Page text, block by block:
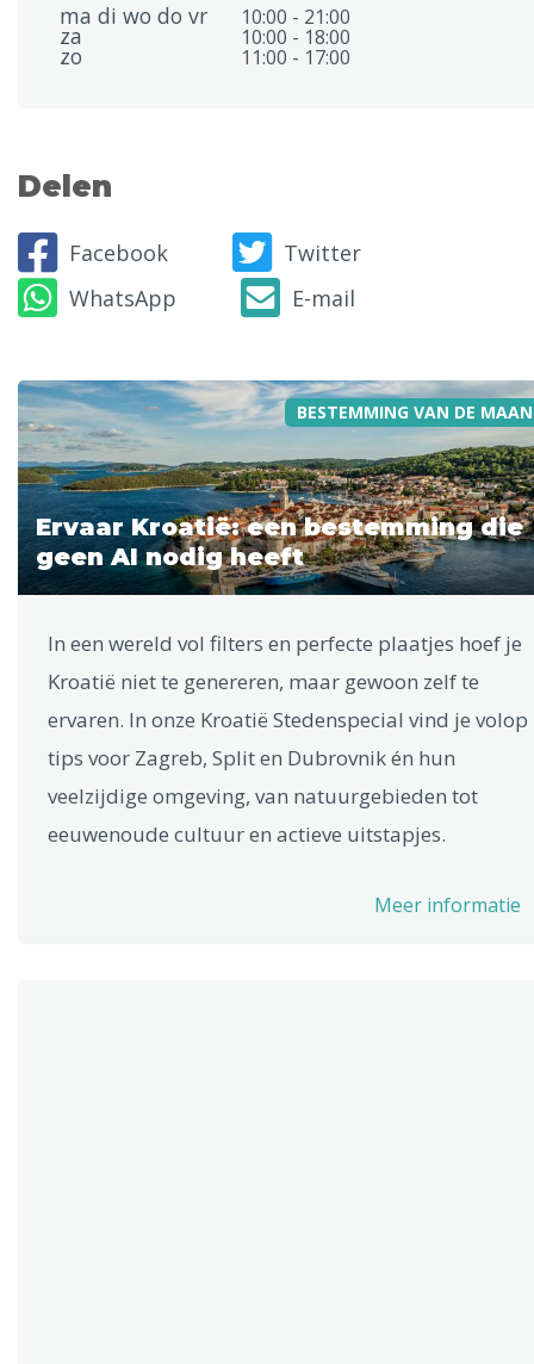
ma di wo do vr
10:00 - 21:00
za 10:00 - 18:00
zo 11:00 - 17:00
Delen
Facebook
Twitter
WhatsApp
E-mail
BESTEMMING VAN DE
Ervaar Kroatië: een bestemming die
geen AI nodig heeft
In een wereld vol filters en perfecte plaatjes hoef je
Kroatië niet te genereren, maar gewoon zelf te
ervaren. In onze Kroatië Stedenspecial vind je volop
tips voor Zagreb, Split en Dubrovnik én hun
veelzijdige omgeving, van natuurgebieden tot
eeuwenoude cultuur en actieve uitstapjes.
Meer informatie